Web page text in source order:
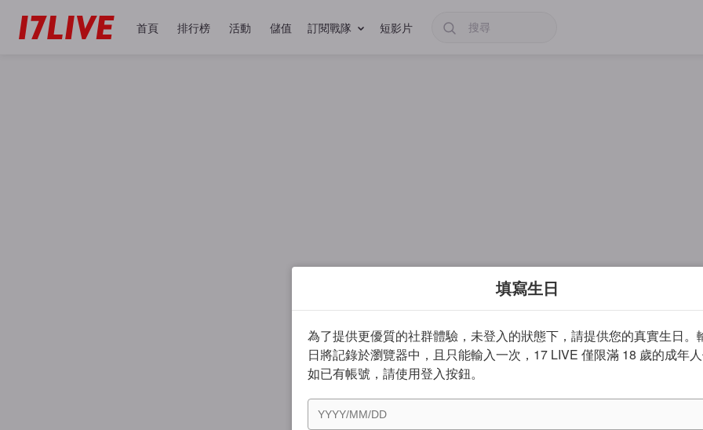
首頁 排行榜 活動 儲值 訂閱戰隊 短影片
填寫生日
為了提供更優質的社群體驗，未登入的狀態下，請提供您的真實生日。
日將記錄於瀏覽器中，且只能輸入一次，17 LIVE 僅限滿 18 歲的成年人
如已有帳號，請使用登入按鈕。